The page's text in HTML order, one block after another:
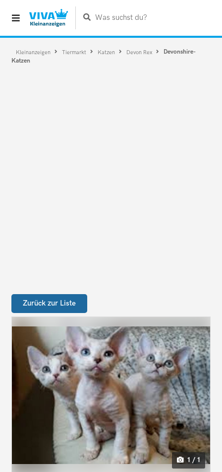
Was suchst du?
Kleinanzeigen Tiermarkt Katzen Devon Rex
Devonshire-
Katzen
Zurück zur Liste
1 / 1